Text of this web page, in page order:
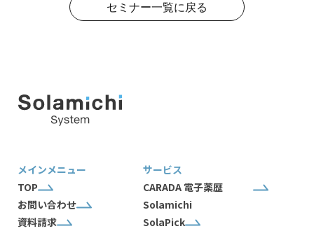
セミナー一覧に戻る
メインメニュー
TOP
お問い合わせ
資料請求
サービス
CARADA 電子薬歴
Solamichi
SolaPick